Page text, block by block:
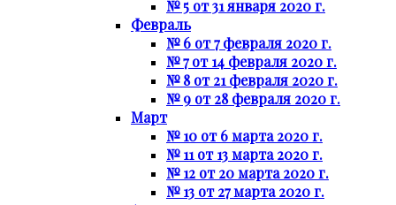
№ 5 от 31 января 2020 г.
Февраль
№ 6 от 7 февраля 2020 г.
№ 7 от 14 февраля 2020 г.
№ 8 от 21 февраля 2020 г.
№ 9 от 28 февраля 2020 г.
Март
№ 10 от 6 марта 2020 г.
№ 11 от 13 марта 2020 г.
№ 12 от 20 марта 2020 г.
№ 13 от 27 марта 2020 г.